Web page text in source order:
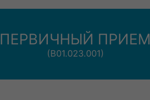
ПЕРВИЧНЫЙ ПРИЕМ
(В01.023.001)